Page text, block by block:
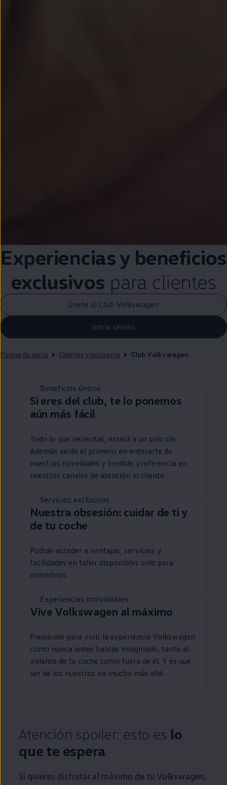
Experiencias y beneficios
exclusivos para clientes
Únete al Club Volkswagen
Inicia sesión
Página de inicio Clientes y posventa Club Volkswagen
Beneficios únicos
Si eres del club, te lo ponemos
aún más fácil
Todo lo que necesitas, estará a un solo clic.
Además serás el primero en enterarte de
nuestras novedades y tendrás preferencia en
nuestros canales de atención al cliente.
Servicios exclusivos
Nuestra obsesión: cuidar de ti y
de tu coche
Podrás acceder a ventajas, servicios y
facilidades en taller disponibles solo para
miembros.
Experiencias inolvidables
Vive Volkswagen al máximo
Prepárate para vivir la experiencia Volkswagen
como nunca antes habías imaginado, tanto al
volante de tu coche como fuera de él. Y es que
ser de los nuestros va mucho más allá.
Atención spoiler: esto es lo
que te espera
Si quieres disfrutar al máximo de tu Volkswagen,